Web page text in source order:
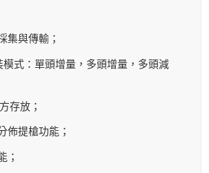
集與傳輸；
式：單頭增量，多頭增量，多頭減
存放；
佈提槍功能；
；